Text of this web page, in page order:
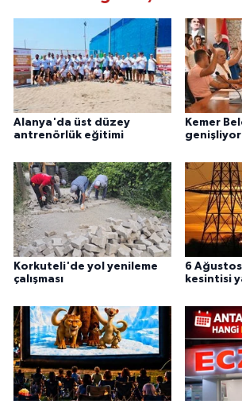
Alanya'da üst düzey
antrenörlük eğitimi
Kemer
genişliyor
Korkuteli'de yol yenileme
çalışması
6
kesintisi